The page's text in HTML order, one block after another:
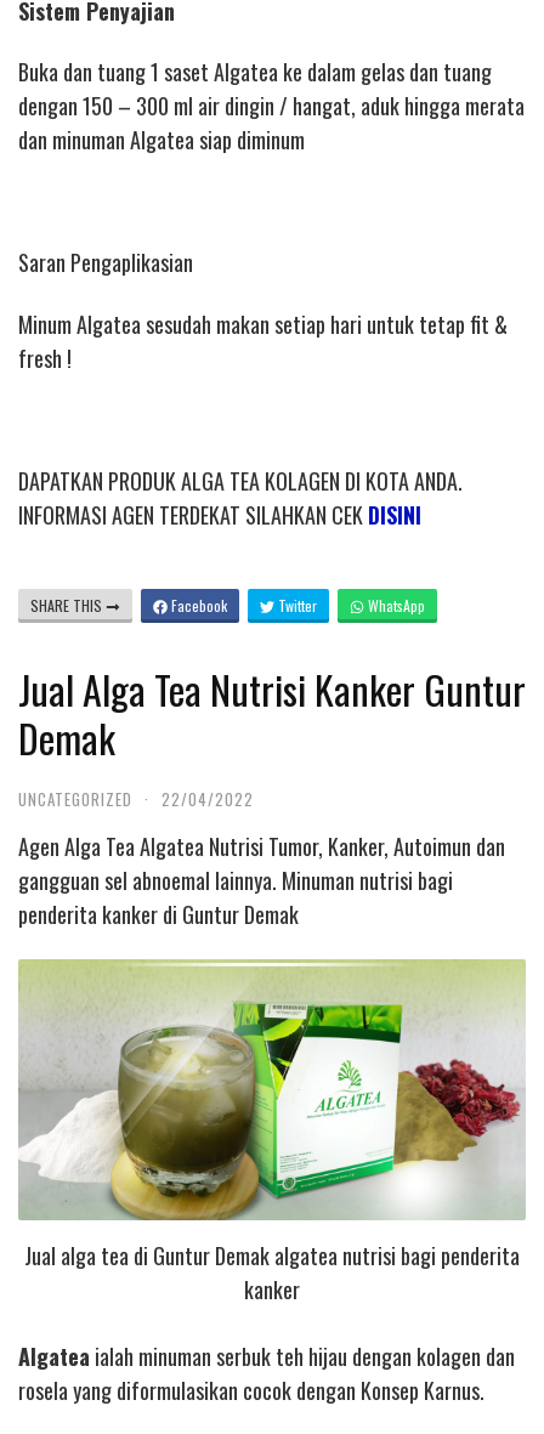
Sistem Penyajian
Buka dan tuang 1 saset Algatea ke dalam gelas dan tuang
dengan 150 – 300 ml air dingin / hangat, aduk hingga merata
dan minuman Algatea siap diminum
Saran Pengaplikasian
Minum Algatea sesudah makan setiap hari untuk tetap fit &
fresh !
DAPATKAN PRODUK ALGA TEA KOLAGEN DI KOTA ANDA.
INFORMASI AGEN TERDEKAT SILAHKAN CEK DISINI
SHARE THIS Facebook Twitter WhatsApp
Jual Alga Tea Nutrisi Kanker Guntur
Demak
UNCATEGORIZED · 22/04/2022
Agen Alga Tea Algatea Nutrisi Tumor, Kanker, Autoimun dan
gangguan sel abnoemal lainnya. Minuman nutrisi bagi
penderita kanker di Guntur Demak
Jual alga tea di Guntur Demak algatea nutrisi bagi penderita
kanker
Algatea ialah minuman serbuk teh hijau dengan kolagen dan
rosela yang diformulasikan cocok dengan Konsep Karnus.